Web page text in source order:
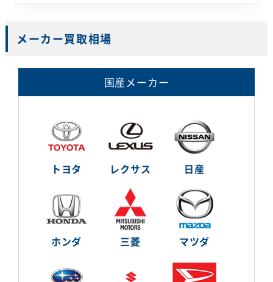
メーカー買取相場
国産メーカー
トヨタ レクサス 日産
ホンダ 三菱 マツダ